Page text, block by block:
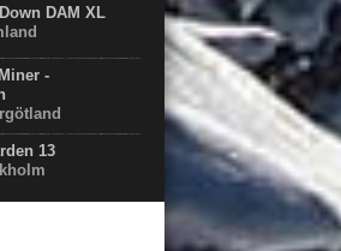
DAM XL
-
13